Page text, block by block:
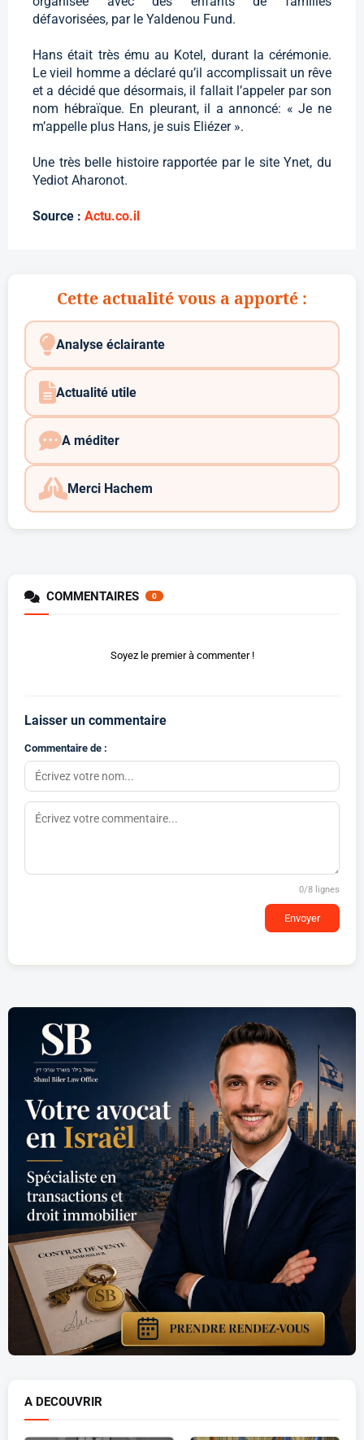
défavorisées, par le Yaldenou Fund.
Hans était très ému au Kotel, durant la cérémonie.
Le vieil homme a déclaré qu’il accomplissait un rêve
et a décidé que désormais, il fallait l’appeler par son
nom hébraïque. En pleurant, il a annoncé: « Je ne
m’appelle plus Hans, je suis Eliézer ».
Une très belle histoire rapportée par le site Ynet, du
Yediot Aharonot.
Source : Actu.co.il
Cette actualité vous a apporté :
Analyse éclairante
Actualité utile
A méditer
Merci Hachem
COMMENTAIRES 0
Soyez le premier à commenter !
Laisser un commentaire
Commentaire de :
0/8 lignes
Envoyer
A DECOUVRIR